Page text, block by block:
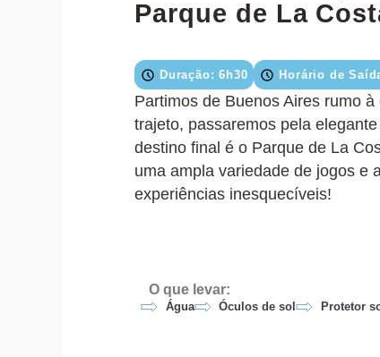
Parque de La
Duração: 6h30 Horário de
Partimos de Buenos Aires rumo
trajeto, passaremos pela
destino final é o Parque de La
uma ampla variedade de jogos e
experiências inesquecíveis!
O que levar:
Água Óculos de sol Protetor